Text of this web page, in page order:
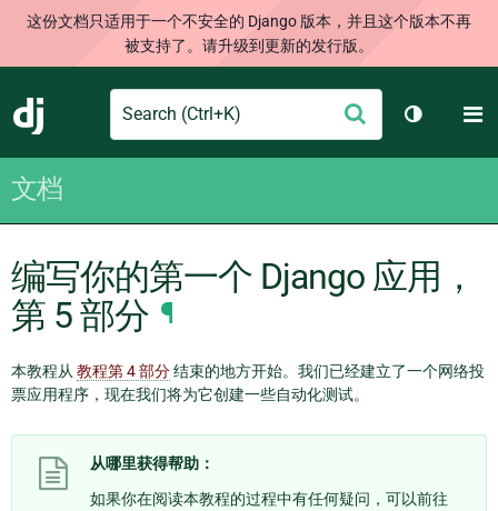
这份文档只适用于一个不安全的 Django 版本，并且这个版本不再
被支持了。请升级到更新的发行版。
Django
Search
交
切换主题
文档
编写你的第一个 Django 应用，
第 5 部分 ¶
本教程从 教程第 4 部分结束的地方开始。我们已经建立了一个网络投
票应用程序，现在我们将为它创建一些自动化测试。
从哪里获得帮助：
如果你在阅读本教程的过程中有任何疑问，可以前往